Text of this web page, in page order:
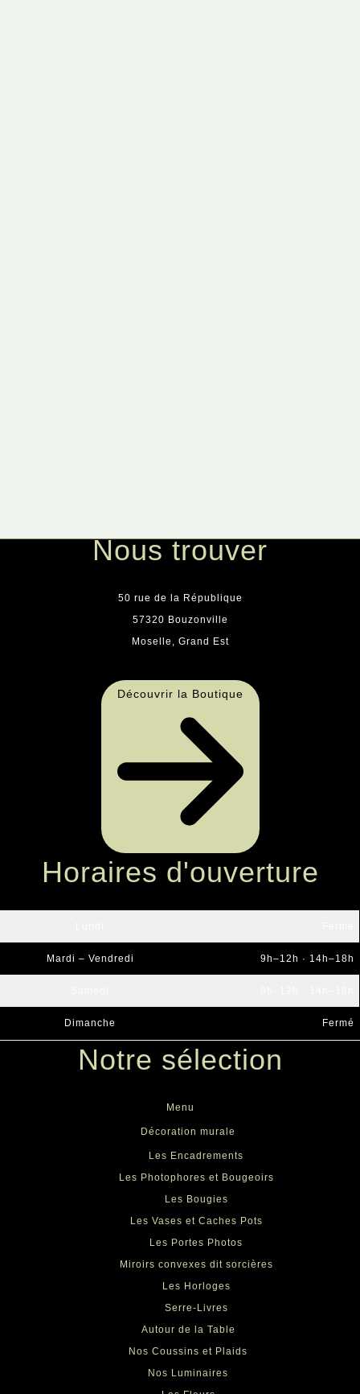
Nous trouver
50 rue de la République
57320 Bouzonville
Moselle, Grand Est
Découvrir la Boutique
Horaires d'ouverture
Mardi – Vendredi 9h–12h · 14h–18h
Dimanche Fermé
Notre sélection
Menu
Décoration murale
Les Encadrements
Les Photophores et Bougeoirs
Les Bougies
Les Vases et Caches Pots
Les Portes Photos
Miroirs convexes dit sorcières
Les Horloges
Serre-Livres
Autour de la Table
Nos Coussins et Plaids
Nos Luminaires